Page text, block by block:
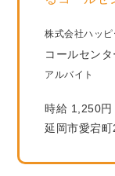
株式会社ハッ
コールセン
アルバイト
時給 1,250円
延岡市愛宕